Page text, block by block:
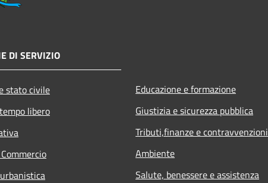
DI SERVIZIO
stato civile
libero
Educazione e formazione
Giustizia e sicurezza pubblica
Tributi,finanze e contravvenzioni
Ambiente
Salute, benessere e assistenza